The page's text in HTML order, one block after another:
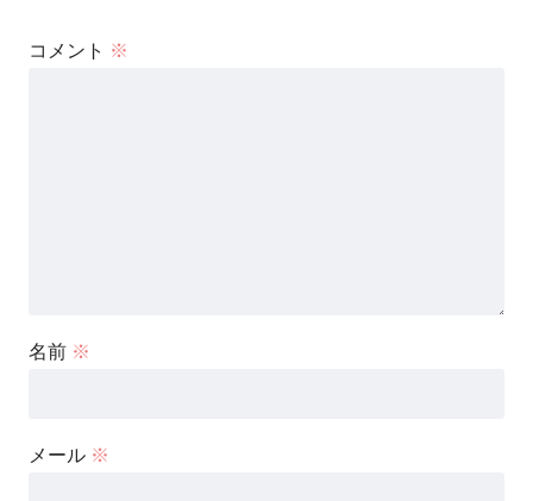
コメント ※
名前 ※
メール ※